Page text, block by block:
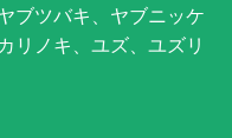
ブツバキ、ヤブニッケ
リノキ、ユズ、ユズリ